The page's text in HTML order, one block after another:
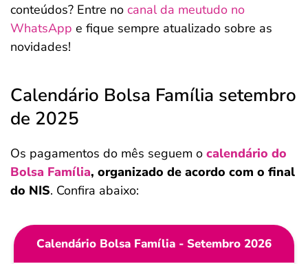
conteúdos? Entre no canal da meutudo no
WhatsApp e fique sempre atualizado sobre as
novidades!
Calendário Bolsa Família setembro
de 2025
Os pagamentos do mês seguem o calendário do
Bolsa Família, organizado de acordo com o final
do NIS. Confira abaixo:
Calendário Bolsa Família - Setembro 2026